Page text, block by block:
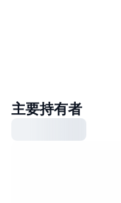
主要持有者